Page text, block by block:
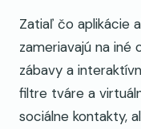
Zatiaľ čo aplikácie
zameriavajú na iné
zábavy a
filtre tváre a
sociálne kontakty,